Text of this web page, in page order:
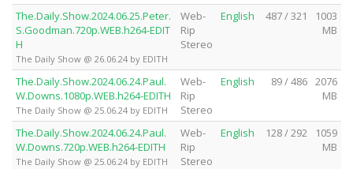
The.Daily.Show.2024.06.25.Peter.
S.Goodman.720p.WEB.h264-EDIT
H
The Daily Show @ 26.06.24 by EDITH
Web-
Rip
Stereo
English 487 / 321
1003
MB
The.Daily.Show.2024.06.24.Paul.
W.Downs.1080p.WEB.h264-EDITH
The Daily Show @ 25.06.24 by EDITH
Web-
Rip
Stereo
English 89 / 486
2076
MB
The.Daily.Show.2024.06.24.Paul.
W.Downs.720p.WEB.h264-EDITH
The Daily Show @ 25.06.24 by EDITH
Web-
Rip
Stereo
English 128 / 292
1059
MB